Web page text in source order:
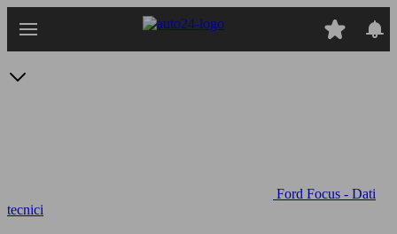
Ford Focus - Dati
tecnici